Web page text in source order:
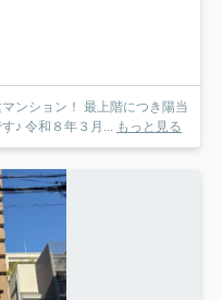
ンション！ 最上階につき陽当
♪ 令和８年３月... もっと見る